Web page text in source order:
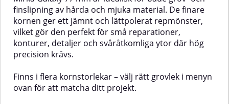
finslipning av hårda och mjuka material. De finare
kornen ger ett jämnt och lättpolerat repmönster,
vilket gör den perfekt för små reparationer,
konturer, detaljer och svåråtkomliga ytor där hög
precision krävs.
Finns i flera kornstorlekar – välj rätt grovlek i menyn
ovan för att matcha ditt projekt.